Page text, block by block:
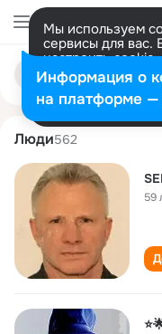
Мы используем
сервисы для вас.
настроить
представитель.
Разрешить все
Поиск
людям
sergey bukharin
Люди562
59
Информация о
на платформе —